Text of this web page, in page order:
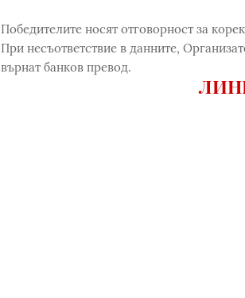
Победителите носят отговорност за
При несъответствие в данните,
върнат банков превод.